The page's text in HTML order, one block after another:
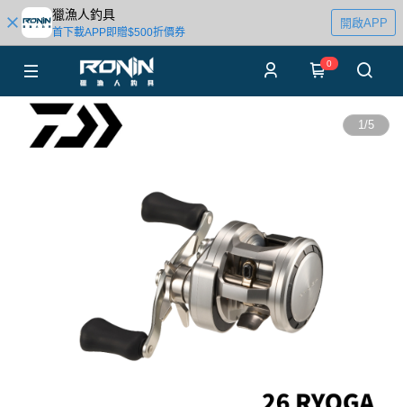
獵漁人釣具
首下載APP即贈$500折價券
開啟APP
0
1/5